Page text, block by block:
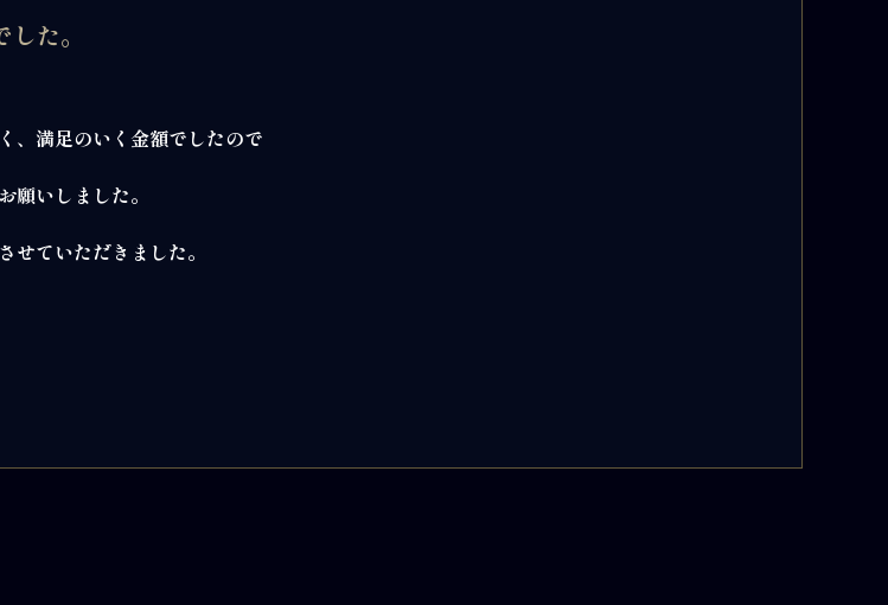
た。
、満足のいく金額でしたので
いしました。
ていただきました。